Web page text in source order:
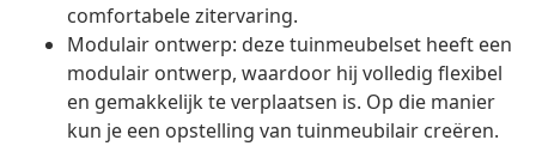
comfortabele zitervaring.
Modulair ontwerp: deze tuinmeubelset heeft een
modulair ontwerp, waardoor hij volledig flexibel
en gemakkelijk te verplaatsen is. Op die manier
kun je een opstelling van tuinmeubilair creëren.